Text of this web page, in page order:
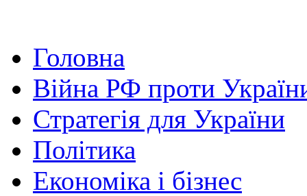
Головна
Війна РФ проти
Стратегія для України
Політика
Економіка і бізнес